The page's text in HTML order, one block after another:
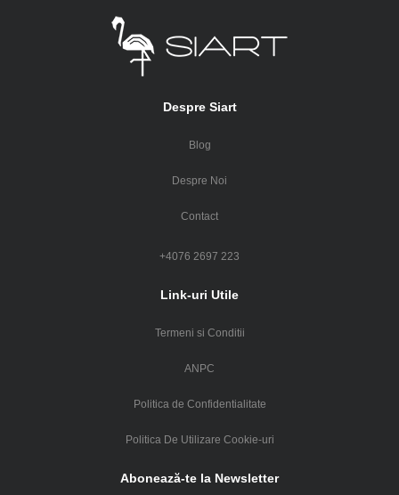
Despre Siart
Blog
Despre Noi
Contact
+4076 2697 223
Link-uri Utile
Termeni si Conditii
ANPC
Politica de Confidentialitate
Politica De Utilizare Cookie-uri
Abonează-te la Newsletter